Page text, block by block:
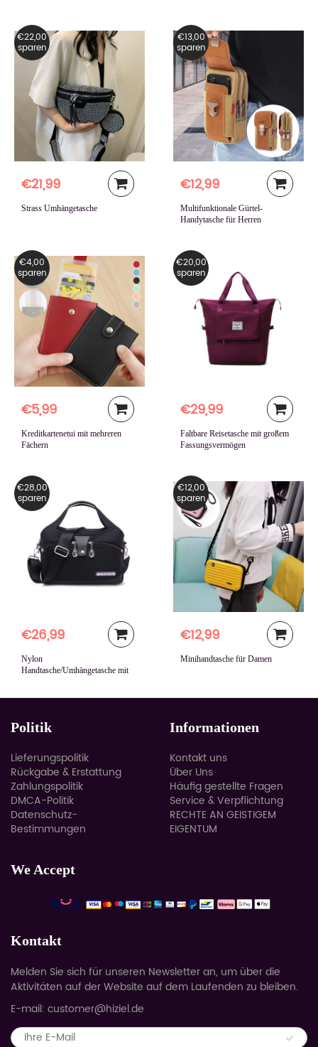
€22,00
sparen
€21,99
Strass Umhängetasche
€13,00
sparen
€12,99
Multifunktionale Gürtel-
Handytasche für Herren
€4,00
sparen
€5,99
Kreditkartenetui mit mehreren
Fächern
€20,00
sparen
€29,99
Faltbare Reisetasche mit großem
Fassungsvermögen
€28,00
sparen
€26,99
Nylon
Handtasche/Umhängetasche mit
€12,00
sparen
€12,99
Minihandtasche für Damen
Politik
Lieferungspolitik
Rückgabe & Erstattung
Zahlungspolitik
DMCA-Politik
Datenschutz-
Bestimmungen
Informationen
Kontakt uns
Über Uns
Häufig gestellte Fragen
Service & Verpflichtung
RECHTE AN GEISTIGEM
EIGENTUM
We Accept
Kontakt
Melden Sie sich für unseren Newsletter an, um über die
Aktivitäten auf der Website auf dem Laufenden zu bleiben.
E-mail: customer@hiziel.de